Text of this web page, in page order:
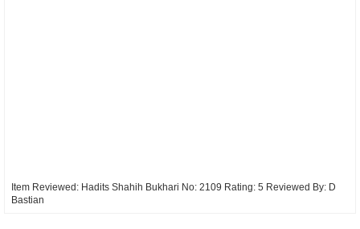
Item Reviewed: Hadits Shahih Bukhari No: 2109 Rating: 5 Reviewed By: D
Bastian